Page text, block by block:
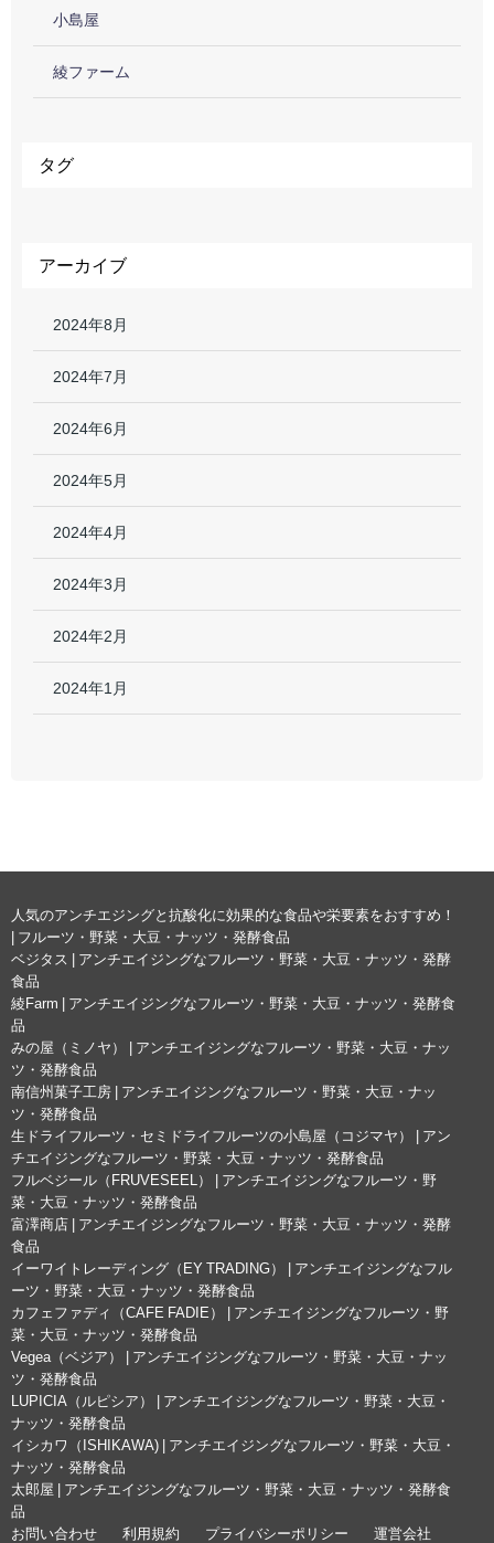
小島屋
綾ファーム
タグ
アーカイブ
2024年8月
2024年7月
2024年6月
2024年5月
2024年4月
2024年3月
2024年2月
2024年1月
人気のアンチエジングと抗酸化に効果的な食品や栄要素をおすすめ！
| フルーツ・野菜・大豆・ナッツ・発酵食品
ベジタス | アンチエイジングなフルーツ・野菜・大豆・ナッツ・発酵
食品
綾Farm | アンチエイジングなフルーツ・野菜・大豆・ナッツ・発酵食
品
みの屋（ミノヤ） | アンチエイジングなフルーツ・野菜・大豆・ナッ
ツ・発酵食品
南信州菓子工房 | アンチエイジングなフルーツ・野菜・大豆・ナッ
ツ・発酵食品
生ドライフルーツ・セミドライフルーツの小島屋（コジマヤ） | アン
チエイジングなフルーツ・野菜・大豆・ナッツ・発酵食品
フルベジール（FRUVESEEL） | アンチエイジングなフルーツ・野
菜・大豆・ナッツ・発酵食品
富澤商店 | アンチエイジングなフルーツ・野菜・大豆・ナッツ・発酵
食品
イーワイトレーディング（EY TRADING） | アンチエイジングなフル
ーツ・野菜・大豆・ナッツ・発酵食品
カフェファディ（CAFE FADIE） | アンチエイジングなフルーツ・野
菜・大豆・ナッツ・発酵食品
Vegea（ベジア） | アンチエイジングなフルーツ・野菜・大豆・ナッ
ツ・発酵食品
LUPICIA（ルピシア） | アンチエイジングなフルーツ・野菜・大豆・
ナッツ・発酵食品
イシカワ（ISHIKAWA) | アンチエイジングなフルーツ・野菜・大豆・
ナッツ・発酵食品
太郎屋 | アンチエイジングなフルーツ・野菜・大豆・ナッツ・発酵食
品
お問い合わせ
利用規約 プライバシーポリシー 運営会社